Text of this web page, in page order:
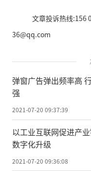
文章投诉热线:156
36@qq.com
弹窗广告弹出频率高
强
2021-07-20 09:37:39
以工业互联网促进产
数字化升级
2021-07-20 09:36:08